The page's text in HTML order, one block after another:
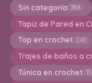
Sin categoría 384
Tapiz de Pared en
Top en crochet 241
Trajes de baños a
Túnica en crochet 15